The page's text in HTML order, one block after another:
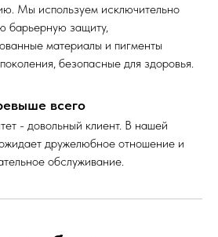
Мы используем исключительно
барьерную защиту,
материалы и пигменты
безопасные для здоровья.
всего
- довольный клиент. В нашей
дружелюбное отношение и
обслуживание.